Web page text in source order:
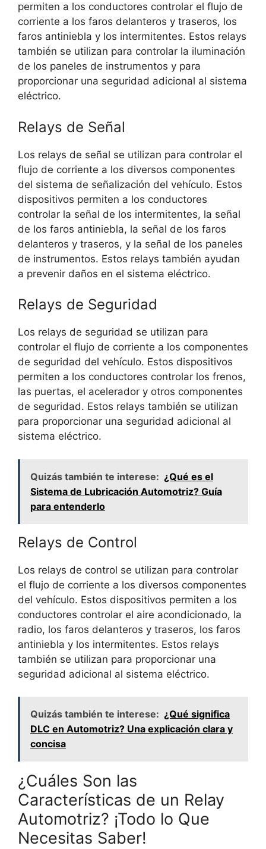
permiten a los conductores controlar el flujo de
corriente a los faros delanteros y traseros, los
faros antiniebla y los intermitentes. Estos relays
también se utilizan para controlar la iluminación
de los paneles de instrumentos y para
proporcionar una seguridad adicional al sistema
eléctrico.
Relays de Señal
Los relays de señal se utilizan para controlar el
flujo de corriente a los diversos componentes
del sistema de señalización del vehículo. Estos
dispositivos permiten a los conductores
controlar la señal de los intermitentes, la señal
de los faros antiniebla, la señal de los faros
delanteros y traseros, y la señal de los paneles
de instrumentos. Estos relays también ayudan
a prevenir daños en el sistema eléctrico.
Relays de Seguridad
Los relays de seguridad se utilizan para
controlar el flujo de corriente a los componentes
de seguridad del vehículo. Estos dispositivos
permiten a los conductores controlar los frenos,
las puertas, el acelerador y otros componentes
de seguridad. Estos relays también se utilizan
para proporcionar una seguridad adicional al
sistema eléctrico.
Quizás también te interese: ¿Qué es el
Sistema de Lubricación Automotriz? Guía
para entenderlo
Relays de Control
Los relays de control se utilizan para controlar
el flujo de corriente a los diversos componentes
del vehículo. Estos dispositivos permiten a los
conductores controlar el aire acondicionado, la
radio, los faros delanteros y traseros, los faros
antiniebla y los intermitentes. Estos relays
también se utilizan para proporcionar una
seguridad adicional al sistema eléctrico.
Quizás también te interese: ¿Qué significa
DLC en Automotriz? Una explicación clara y
concisa
¿Cuáles Son las
Características de un Relay
Automotriz? ¡Todo lo Que
Necesitas Saber!